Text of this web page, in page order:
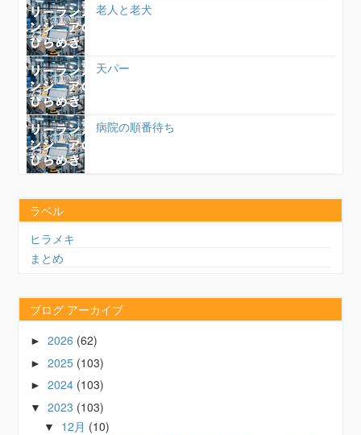
老人と老犬
天パー
病院の順番待ち
ラベル
ヒラメキ
まとめ
ブログ アーカイブ
►2026 (62)
►2025 (103)
►2024 (103)
▼2023 (103)
▼ 12月 (10)